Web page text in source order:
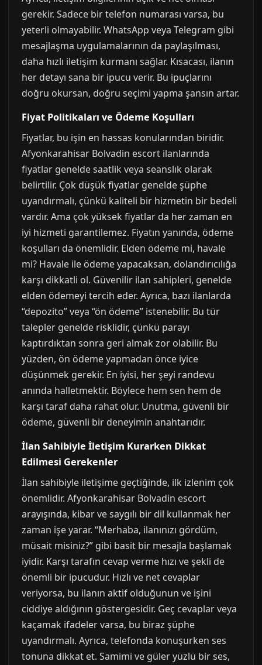
gerekir. Sadece bir telefon numarası varsa, bu
yeterli olmayabilir. WhatsApp veya Telegram gibi
mesajlaşma uygulamalarının da paylaşılması,
daha hızlı iletişim kurmanı sağlar. Kısacası, ilanın
her detayı sana bir ipucu verir. Bu ipuçlarını
doğru okursan, doğru seçimi yapma şansın artar.
Fiyat Politikaları ve Ödeme Koşulları
Fiyatlar, bu işin en hassas konularından biridir.
Afyonkarahisar Bolvadin escort ilanlarında
fiyatlar genelde saatlik veya seanslık olarak
belirtilir. Çok düşük fiyatlar genelde şüphe
uyandırmalı, çünkü kaliteli bir hizmetin bir bedeli
vardır. Ama çok yüksek fiyatlar da her zaman en
iyi hizmeti garantilemez. Fiyatın yanında, ödeme
koşulları da önemlidir. Elden ödeme mi, havale
mi? Havale ile ödeme yapacaksan, dolandırıcılığa
karşı dikkatli ol. Güvenilir ilan sahipleri, genelde
elden ödemeyi tercih eder. Ayrıca, bazı ilanlarda
“depozito” veya “ön ödeme” istenebilir. Bu tür
talepler genelde risklidir, çünkü parayı
kaptırdıktan sonra geri almak zor olabilir. Bu
yüzden, ön ödeme yapmadan önce iyice
düşünmek gerekir. En iyisi, her şeyi randevu
anında halletmektir. Böylece hem sen hem de
karşı taraf daha rahat olur. Unutma, güvenli bir
ödeme, güvenli bir deneyimin anahtarıdır.
İlan Sahibiyle İletişim Kurarken Dikkat
Edilmesi Gerekenler
İlan sahibiyle iletişime geçtiğinde, ilk izlenim çok
önemlidir. Afyonkarahisar Bolvadin escort
arayışında, kibar ve saygılı bir dil kullanmak her
zaman işe yarar. “Merhaba, ilanınızı gördüm,
müsait misiniz?” gibi basit bir mesajla başlamak
iyidir. Karşı tarafın cevap verme hızı ve şekli de
önemli bir ipucudur. Hızlı ve net cevaplar
veriyorsa, bu ilanın aktif olduğunun ve işini
ciddiye aldığının göstergesidir. Geç cevaplar veya
kaçamak ifadeler varsa, bu biraz şüphe
uyandırmalı. Ayrıca, telefonda konuşurken ses
tonuna dikkat et. Samimi ve güler yüzlü bir ses,